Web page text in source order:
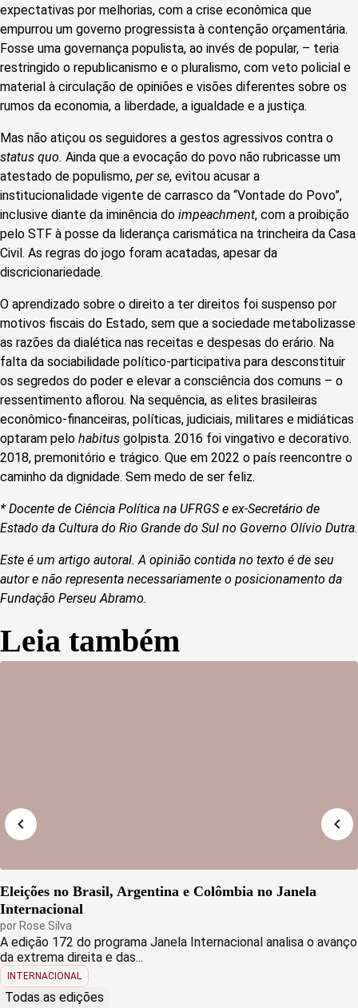
expectativas por melhorias, com a crise econômica que
empurrou um governo progressista à contenção orçamentária.
Fosse uma governança populista, ao invés de popular, – teria
restringido o republicanismo e o pluralismo, com veto policial e
material à circulação de opiniões e visões diferentes sobre os
rumos da economia, a liberdade, a igualdade e a justiça.
Mas não atiçou os seguidores a gestos agressivos contra o
status quo. Ainda que a evocação do povo não rubricasse um
atestado de populismo, per se, evitou acusar a
institucionalidade vigente de carrasco da “Vontade do Povo”,
inclusive diante da iminência do impeachment, com a proibição
pelo STF à posse da liderança carismática na trincheira da Casa
Civil. As regras do jogo foram acatadas, apesar da
discricionariedade.
O aprendizado sobre o direito a ter direitos foi suspenso por
motivos fiscais do Estado, sem que a sociedade metabolizasse
as razões da dialética nas receitas e despesas do erário. Na
falta da sociabilidade político-participativa para desconstituir
os segredos do poder e elevar a consciência dos comuns – o
ressentimento aflorou. Na sequência, as elites brasileiras
econômico-financeiras, políticas, judiciais, militares e midiáticas
optaram pelo habitus golpista. 2016 foi vingativo e decorativo.
2018, premonitório e trágico. Que em 2022 o país reencontre o
caminho da dignidade. Sem medo de ser feliz.
* Docente de Ciência Política na UFRGS e ex-Secretário de
Estado da Cultura do Rio Grande do Sul no Governo Olívio Dutra.
Este é um artigo autoral. A opinião contida no texto é de seu
autor e não representa necessariamente o posicionamento da
Fundação Perseu Abramo.
Leia também
Eleições no Brasil, Argentina e Colômbia no Janela
Internacional
por Rose Silva
A edição 172 do programa Janela Internacional analisa o avanço
da extrema direita e das...
INTERNACIONAL
Todas as edições